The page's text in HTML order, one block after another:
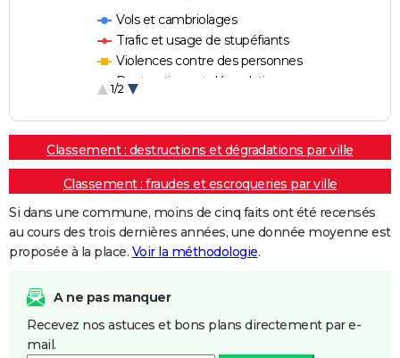
Vols et cambriolages
Trafic et usage de stupéfiants
Violences contre des personnes
Destructions et dégradations
1/2
Classement : destructions et dégradations par ville
Classement : fraudes et escroqueries par ville
Si dans une commune, moins de cinq faits ont été recensés
au cours des trois dernières années, une donnée moyenne est
proposée à la place. Voir la méthodologie.
A ne pas manquer
Recevez nos astuces et bons plans directement par e-
mail.